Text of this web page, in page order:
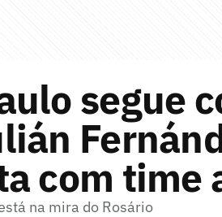
segue
com time
na mira do Rosário